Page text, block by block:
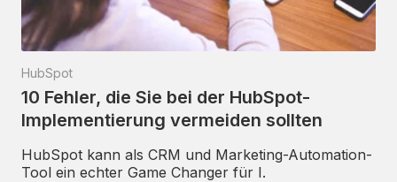
HubSpot
10 Fehler, die Sie bei der HubSpot-
Implementierung vermeiden sollten
HubSpot kann als CRM und Marketing-Automation-
Tool ein echter Game Changer für I.